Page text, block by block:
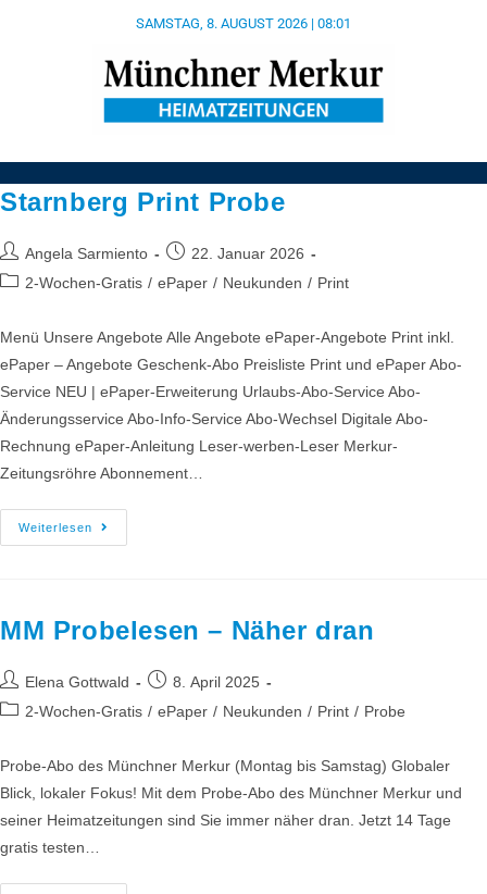
SAMSTAG, 8. AUGUST 2026 | 08:01
Starnberg Print Probe
Angela Sarmiento
22. Januar 2026
2-Wochen-Gratis / ePaper / Neukunden / Print
Menü Unsere Angebote Alle Angebote ePaper-Angebote Print inkl.
ePaper – Angebote Geschenk-Abo Preisliste Print und ePaper Abo-
Service NEU | ePaper-Erweiterung Urlaubs-Abo-Service Abo-
Änderungsservice Abo-Info-Service Abo-Wechsel Digitale Abo-
Rechnung ePaper-Anleitung Leser-werben-Leser Merkur-
Zeitungsröhre Abonnement…
Weiterlesen
MM Probelesen – Näher dran
Elena Gottwald
8. April 2025
2-Wochen-Gratis / ePaper / Neukunden / Print / Probe
Probe-Abo des Münchner Merkur (Montag bis Samstag) Globaler
Blick, lokaler Fokus! Mit dem Probe-Abo des Münchner Merkur und
seiner Heimatzeitungen sind Sie immer näher dran. Jetzt 14 Tage
gratis testen…